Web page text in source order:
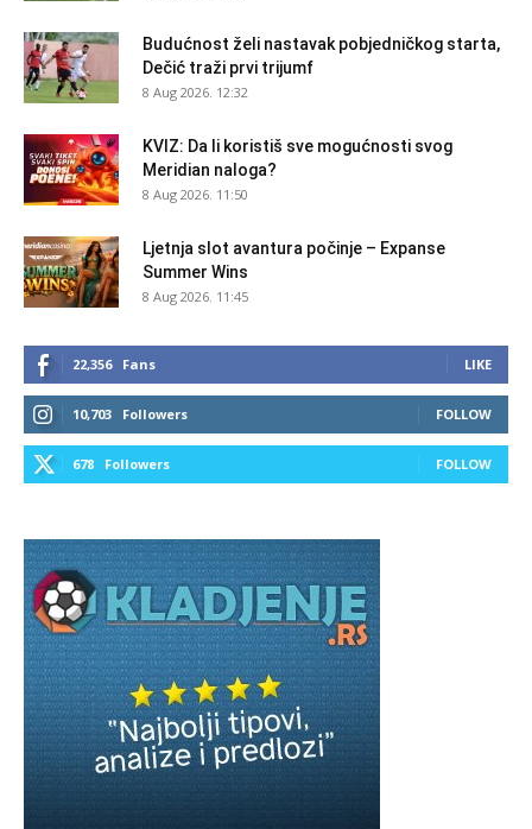
Budućnost želi nastavak pobjedničkog starta,
Dečić traži prvi trijumf
8 Aug 2026. 12:32
KVIZ: Da li koristiš sve mogućnosti svog
Meridian naloga?
8 Aug 2026. 11:50
Ljetnja slot avantura počinje – Expanse
Summer Wins
8 Aug 2026. 11:45
22,356 Fans LIKE
10,703 Followers FOLLOW
678 Followers FOLLOW